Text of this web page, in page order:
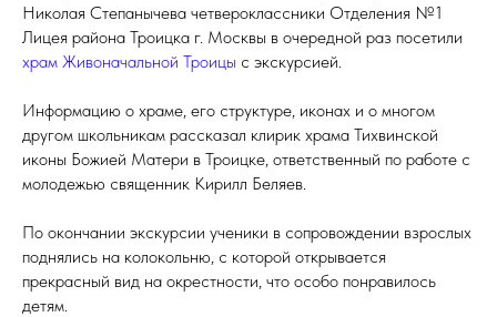
Николая Степанычева четвероклассники Отделения №1
Лицея района Троицка г. Москвы в очередной раз посетили
храм Живоначальной Троицы с экскурсией.
Информацию о храме, его структуре, иконах и о многом
другом школьникам рассказал клирик храма Тихвинской
иконы Божией Матери в Троицке, ответственный по работе с
молодежью священник Кирилл Беляев.
По окончании экскурсии ученики в сопровождении взрослых
поднялись на колокольню, с которой открывается
прекрасный вид на окрестности, что особо понравилось
детям.